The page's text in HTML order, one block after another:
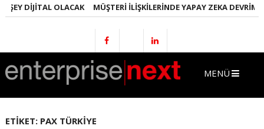
ŞEY DIJITAL OLACAK MÜŞTERI İLIŞKILERINDE YAPAY ZEKA DEVRIMI
MENÜ
ETIKET: PAX TÜRKIYE